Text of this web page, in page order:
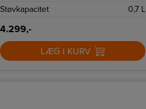
over indstillingerne og driftstiden.
Støvkapacitet
0,7 L
4.299,-
LÆG I KURV